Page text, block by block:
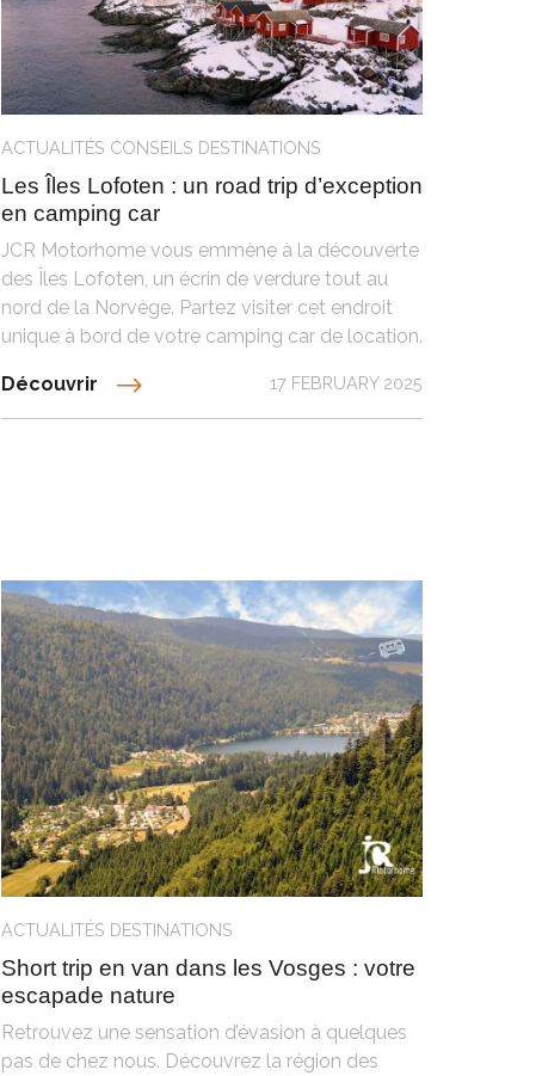
ACTUALITÉS CONSEILS DESTINATIONS
Les Îles Lofoten : un road trip d’exception
en camping car
JCR Motorhome vous emmène à la découverte
des Îles Lofoten, un écrin de verdure tout au
nord de la Norvège. Partez visiter cet endroit
unique à bord de votre camping car de location.
Découvrir 17 FEBRUARY 2025
ACTUALITÉS DESTINATIONS
Short trip en van dans les Vosges : votre
escapade nature
Retrouvez une sensation d’évasion à quelques
pas de chez nous. Découvrez la région des